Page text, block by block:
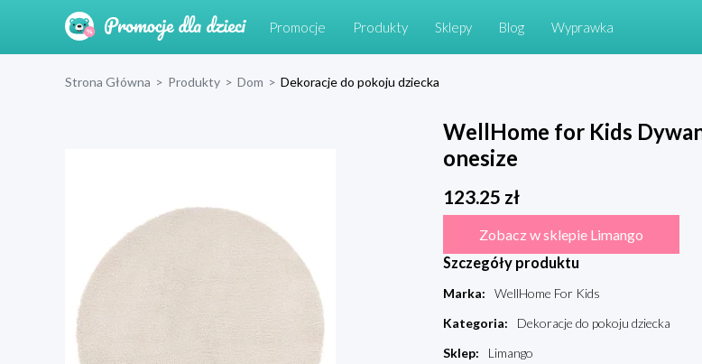
Promocje Produkty Sklepy Blog Wyprawka
Strona Główna > Produkty > Dom > Dekoracje do pokoju dziecka
WellHome for Kids
onesize
123.25 zł
Zobacz w sklepie Limango
Szczegóły produktu
Marka:
WellHome For Kids
Kategoria:
Dekoracje do pokoju dziecka
Sklep:
Limango